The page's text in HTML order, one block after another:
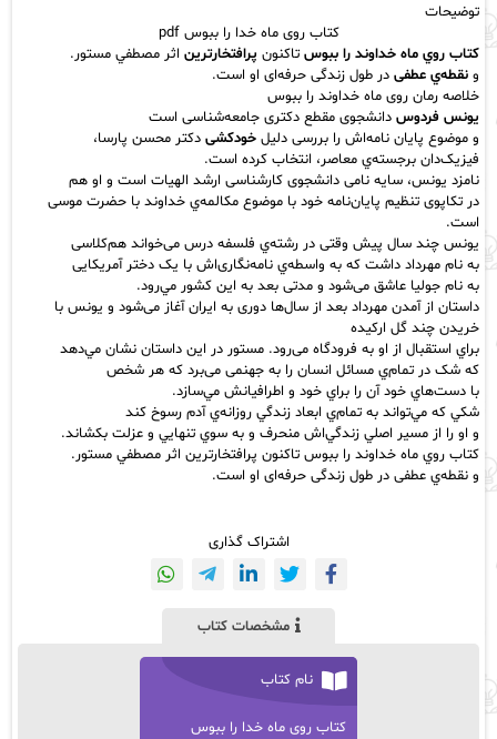
عدد
توضیحات
کتاب روی ماه خدا را ببوس pdf
كتاب روي ماه خداوند را ببوستاکنون پرافتخار‌تریناثر مصطفي مستور.
و نقطه‌ي عطفیدر طول زندگی حرفه‌ای او است.
خلاصه رمان روی ماه خداوند را ببوس
یونس فردوسدانشجوی مقطع دکتری جامعه‌شناسی است
و موضوع پایان نامه‌اش را بررسی دلیل خودکشیدکتر محسن پارسا،
فیزیک‌دان برجسته‌ي معاصر، انتخاب کرده است.
نامزد يونس، سایه نامی دانشجوی کارشناسی ارشد الهیات است و او هم
در تکاپوی تنظیم پایان‌نامه خود با موضوع مکالمه‌يخداوندبا حضرت موسی
است.
یونس چند سال پیش وقتی در رشته‌ي فلسفه درس می‌خواند هم‌کلاسی
به نام مهرداد داشت که به واسطه‌ي نامه‌نگاری‌اش با یک دختر آمریکایی
به نام جولیا عاشق می‌شود و مدتی بعد به اين كشور مي‌رود.
داستان از آمدن مهرداد بعد از سال‌ها دوری به ایران آغاز می‌شود و یونس با
خریدن چند گل ارکیده
براي استقبال از او به فرودگاه می‌رود. مستور در اين داستان نشان مي‌دهد
كه شک در تمام‌ي مسائل انسانرا به جهنمی می‌برد که هر شخص
با دست‌هاي خود آن را براي خود و اطرافيانش مي‌سازد.
شكي كه مي‌تواند به تمام‌ي ابعاد زندگي روزانه‌ي آدم رسوخ كند
و او را از مسير اصلي زندگي‌اش منحرف و به سوي تنهايي و عزلت بكشاند.
كتاب روي ماه خداوند را ببوس تاکنون پرافتخار‌ترین اثر مصطفي مستور.
و نقطه‌ي عطفی در طول زندگی حرفه‌ای او است.
اشتراک گذاری
مشخصات کتاب
نام کتاب
کتاب روی ماه خدا را ببوس